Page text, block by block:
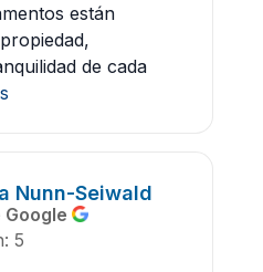
están
de cada
Nunn-Seiwald
Google
5